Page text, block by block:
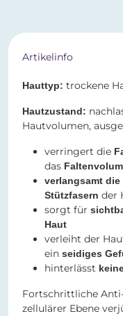
Artikelinfo
Hauttyp: trockene
Hautzustand:
Hautvolumen,
verringert die
das
verlangsamt
Stützfasern der
sorgt für
Haut
verleiht der
ein seidiges
hinterlässt
Fortschrittliche
zellulärer Ebene